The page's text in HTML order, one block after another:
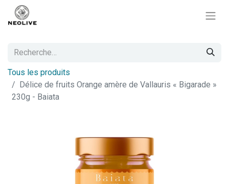
Tous les produits
Délice de fruits Orange amère de Vallauris « Bigarade »
230g - Baiata